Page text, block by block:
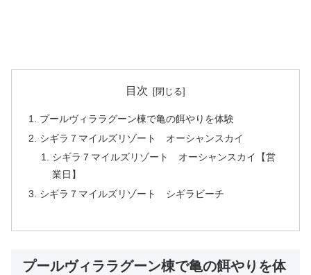
目次
プールヴィララグーン棟で亀の餌やりを体験
シギラ７マイルズリゾート オーシャンスカイ
シギラ７マイルズリゾート オーシャンスカイ【営
業日】
シギラ７マイルズリゾート シギラビーチ
プールヴィララグーン棟で亀の餌やりを体